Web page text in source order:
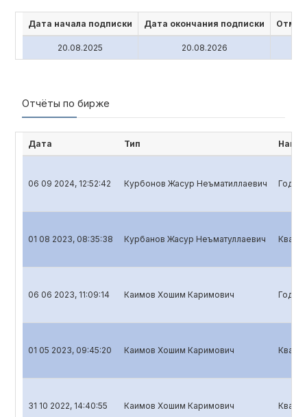
Дата начала подписки Дата окончания подписки
20.08.2025 20.08.2026
Отчёты по бирже
Дата Тип
06 09 2024, 12:52:42 Курбонов Жасур Неъматиллаевич
01 08 2023, 08:35:38 Курбанов Жасур Неъматуллаевич
06 06 2023, 11:09:14 Каимов Хошим Каримович
01 05 2023, 09:45:20 Каимов Хошим Каримович
31 10 2022, 14:40:55 Каимов Хошим Каримович